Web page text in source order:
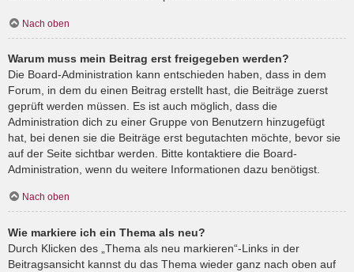
Nach oben
Warum muss mein Beitrag erst freigegeben werden?
Die Board-Administration kann entschieden haben, dass in dem
Forum, in dem du einen Beitrag erstellt hast, die Beiträge zuerst
geprüft werden müssen. Es ist auch möglich, dass die
Administration dich zu einer Gruppe von Benutzern hinzugefügt
hat, bei denen sie die Beiträge erst begutachten möchte, bevor sie
auf der Seite sichtbar werden. Bitte kontaktiere die Board-
Administration, wenn du weitere Informationen dazu benötigst.
Nach oben
Wie markiere ich ein Thema als neu?
Durch Klicken des „Thema als neu markieren“-Links in der
Beitragsansicht kannst du das Thema wieder ganz nach oben auf